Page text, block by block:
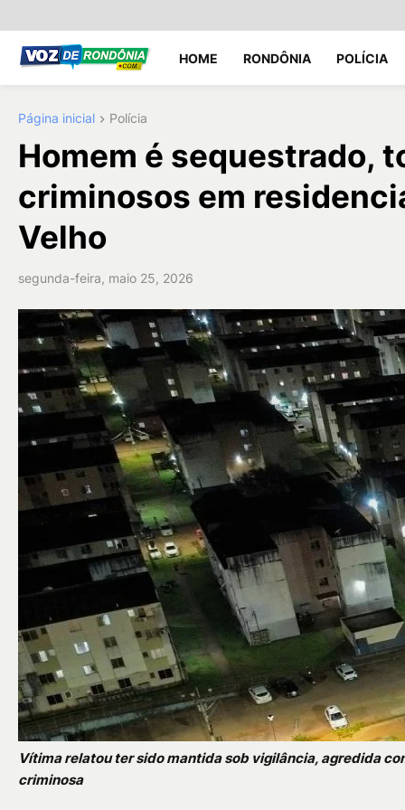
HOME RONDÔNIA POLÍCIA
Página inicial Polícia
Homem é sequestrado,
criminosos em
Velho
segunda-feira, maio 25, 2026
Vítima relatou ter sido mantida sob vigilância, agredida
criminosa